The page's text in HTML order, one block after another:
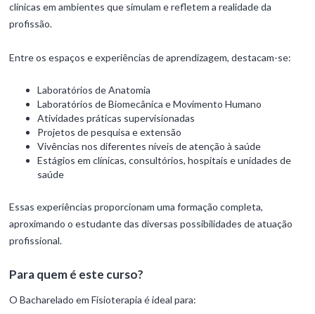
clínicas em ambientes que simulam e refletem a realidade da
profissão.
Entre os espaços e experiências de aprendizagem, destacam-se:
Laboratórios de Anatomia
Laboratórios de Biomecânica e Movimento Humano
Atividades práticas supervisionadas
Projetos de pesquisa e extensão
Vivências nos diferentes níveis de atenção à saúde
Estágios em clínicas, consultórios, hospitais e unidades de
saúde
Essas experiências proporcionam uma formação completa,
aproximando o estudante das diversas possibilidades de atuação
profissional.
Para quem é este curso?
O Bacharelado em Fisioterapia é ideal para: